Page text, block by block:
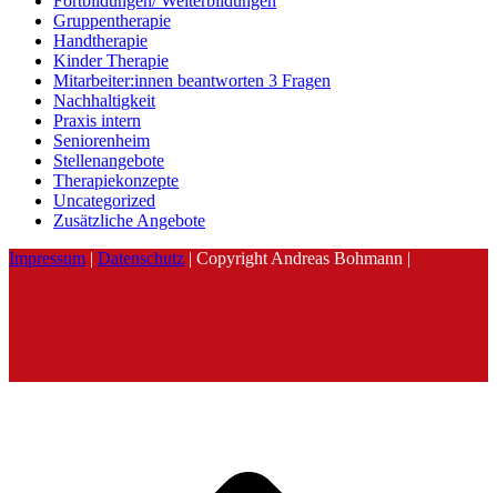
Gruppentherapie
Handtherapie
Kinder Therapie
Mitarbeiter:innen beantworten 3 Fragen
Nachhaltigkeit
Praxis intern
Seniorenheim
Stellenangebote
Therapiekonzepte
Uncategorized
Zusätzliche Angebote
Impressum | Datenschutz | Copyright Andreas Bohmann |